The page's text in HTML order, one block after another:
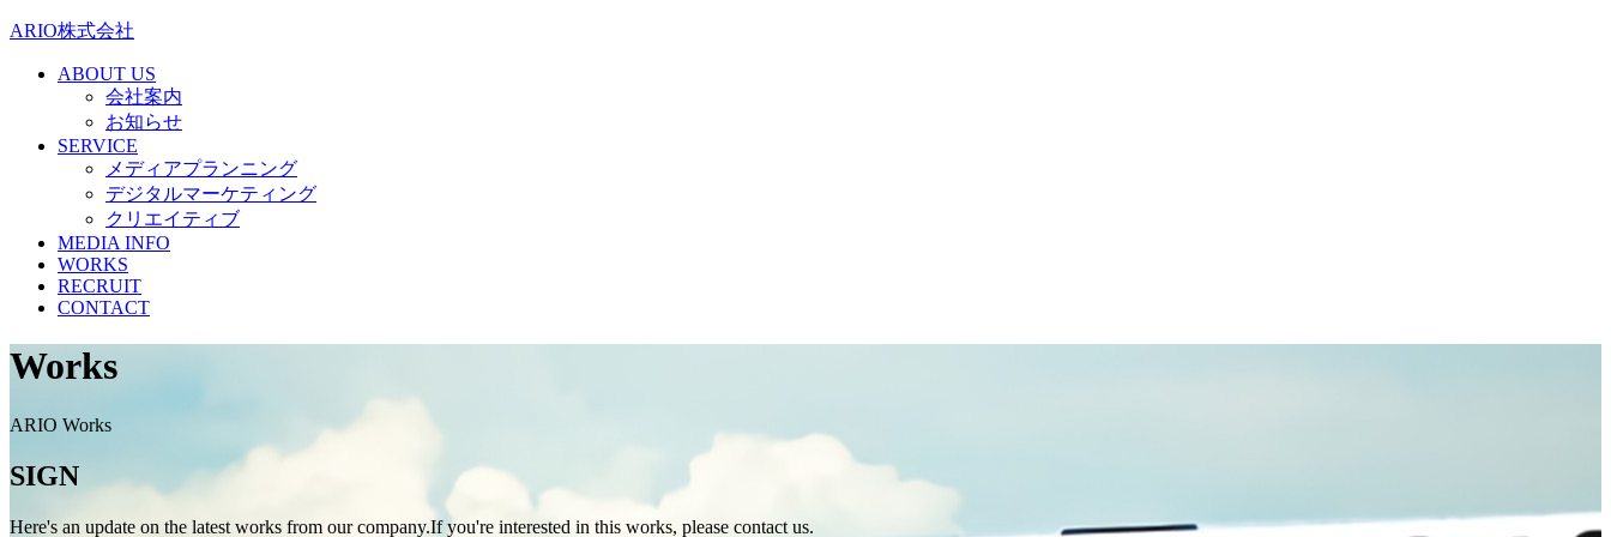
ARIO株式会社
ABOUT US
会社案内
お知らせ
SERVICE
メディアプランニング
デジタルマーケティング
クリエイティブ
MEDIA INFO
WORKS
RECRUIT
CONTACT
Works
ARIO Works
SIGN
Here's an update on the latest works from our company.If you're interested in this works, please contact us.